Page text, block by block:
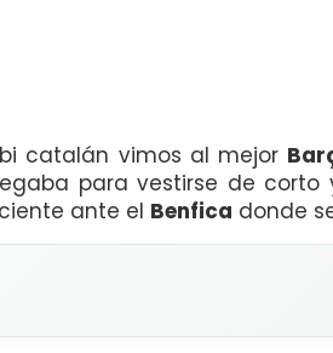
catalán vimos al mejor
para vestirse de
ante el Benfica donde